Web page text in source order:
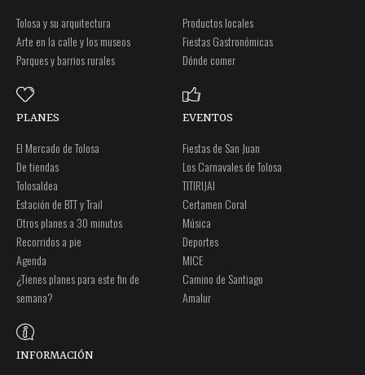
Tolosa y su arquitectura
Arte en la calle y los museos
Parques y barrios rurales
Productos locales
Fiestas Gastronómicas
Dónde comer
PLANES
El Mercado de Tolosa
De tiendas
Tolosaldea
Estación de BTT y Trail
Otros planes a 30 minutos
Recorridos a pie
Agenda
¿Tienes planes para este fin de
semana?
EVENTOS
Fiestas de San Juan
Los Carnavales de Tolosa
TITIRIJAI
Certamen Coral
Música
Deportes
MICE
Camino de Santiago
Amalur
INFORMACIÓN